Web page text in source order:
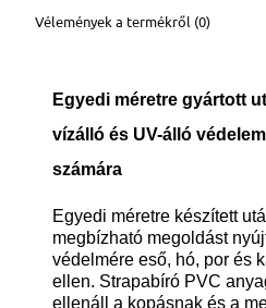
Vélemények a termékről (0)
Egyedi méretre gyártott
vízálló és UV-álló
számára
Egyedi méretre készített
megbízható megoldást
védelmére eső, hó, por és
ellen. Strapabíró PVC
ellenáll a kopásnak és a